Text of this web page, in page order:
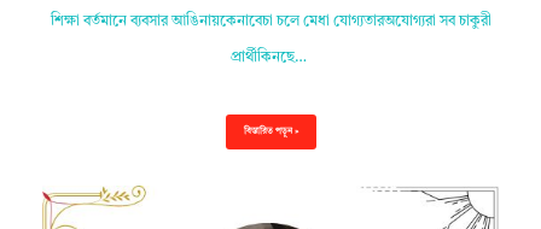
শিক্ষা বর্তমানে ব্যবসার আঙিনায়কেনাবেচা চলে মেধা যোগ্যতারঅযোগ্যরা সব চাকুরী
প্রার্থীকিনছে…
বিস্তারিত পড়ুন »